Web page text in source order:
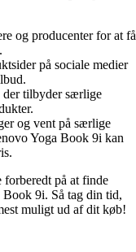
og producenter for at få
på sociale medier
der tilbyder særlige
og vent på særlige
Yoga Book 9i kan
på at finde
9i. Så tag din tid,
muligt ud af dit køb!